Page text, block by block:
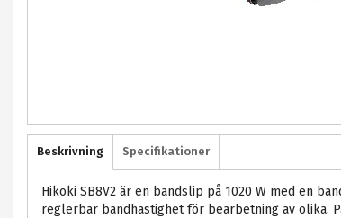
Beskrivning Specifikationer
Hikoki SB8V2 är en bandslip på 1020 W med en
reglerbar bandhastighet för bearbetning av olika.